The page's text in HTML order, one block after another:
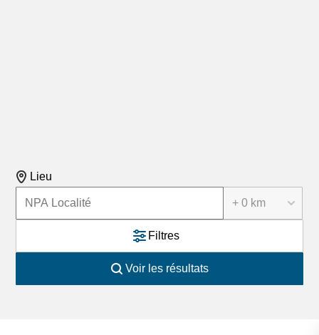
Lieu
+ 0 km
Filtres
Voir les résultats